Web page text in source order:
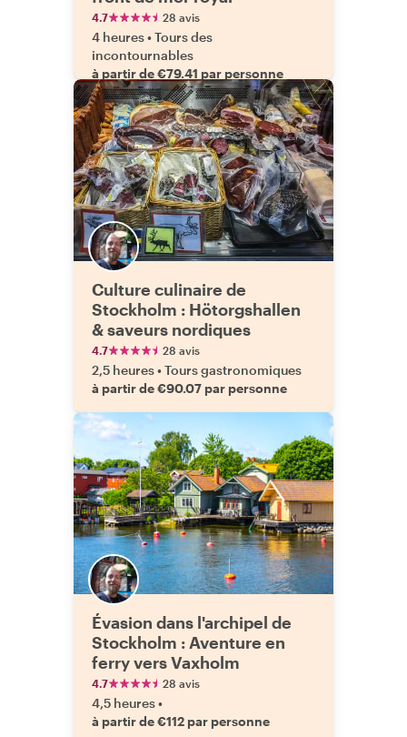
4.7 28 avis
4 heures•Tours des
incontournables
à partir de €79.41 par personne
Culture culinaire de
Stockholm : Hötorgshallen
& saveurs nordiques
4.7 28 avis
2,5 heures•Tours gastronomiques
à partir de €90.07 par personne
Évasion dans l'archipel de
Stockholm : Aventure en
ferry vers Vaxholm
4.7 28 avis
4,5 heures•
à partir de €112 par personne